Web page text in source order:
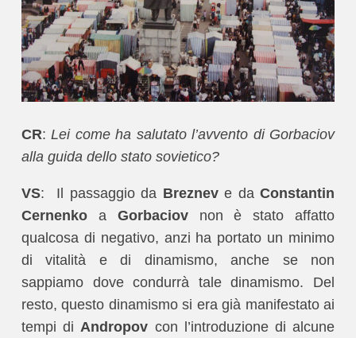
CR:Lei come ha salutato l’avvento di Gorbaciov
alla guida dello stato sovietico?
VS: Il passaggio da Brezneve da Constantin
Cernenko a Gorbaciovnon è stato affatto
qualcosa di negativo, anzi ha portato un minimo
di vitalità e di dinamismo, anche se non
sappiamo dove condurrà tale dinamismo. Del
resto, questo dinamismo si era già manifestato ai
tempi diAndropov con l’introduzione di alcune